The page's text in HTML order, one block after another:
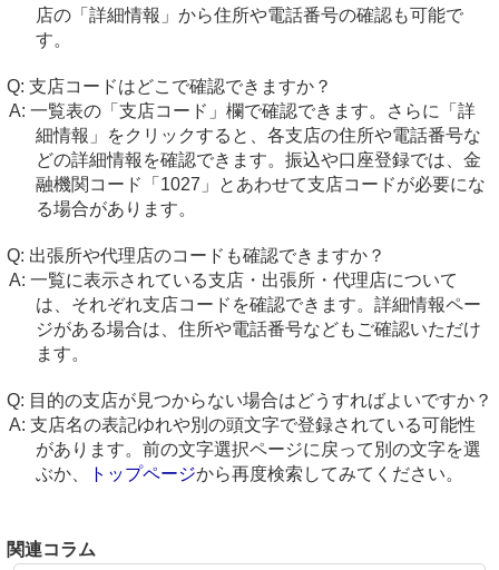
店の「詳細情報」から住所や電話番号の確認も可能で
す。
支店コードはどこで確認できますか？
一覧表の「支店コード」欄で確認できます。さらに「詳
細情報」をクリックすると、各支店の住所や電話番号な
どの詳細情報を確認できます。振込や口座登録では、金
融機関コード「1027」とあわせて支店コードが必要にな
る場合があります。
出張所や代理店のコードも確認できますか？
一覧に表示されている支店・出張所・代理店について
は、それぞれ支店コードを確認できます。詳細情報ペー
ジがある場合は、住所や電話番号などもご確認いただけ
ます。
目的の支店が見つからない場合はどうすればよいですか？
支店名の表記ゆれや別の頭文字で登録されている可能性
があります。前の文字選択ページに戻って別の文字を選
ぶか、
トップページから再度検索してみてください。
関連コラム